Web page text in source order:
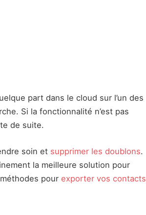
part dans le cloud sur l’un des
Si la fonctionnalité n’est pas
de suite.
soin et supprimer les doublons.
la meilleure solution pour
pour exporter vos contacts